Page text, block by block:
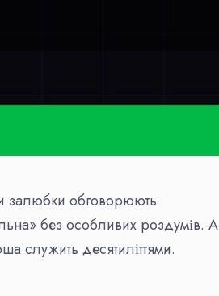
залюбки обговорюють
без особливих роздумів. А
служить десятиліттями.